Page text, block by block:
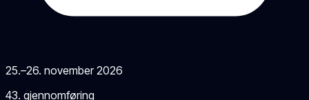
25.–26. november 2026
43. gjennomføring